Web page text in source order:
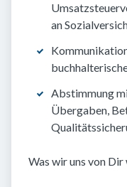
an
Abstimmung
Übergaben,
Was wir uns von Dir